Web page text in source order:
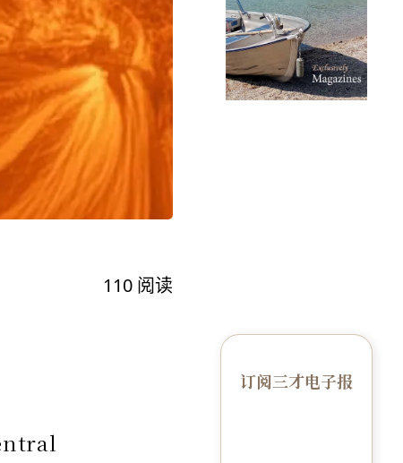
110 阅读
订阅三才电子报